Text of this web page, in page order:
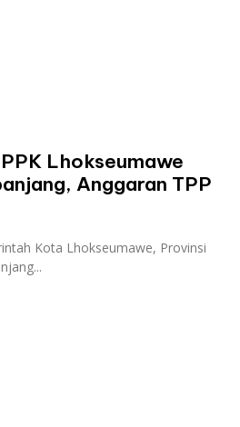
Lhokseumawe
Anggaran TPP
Kota Lhokseumawe, Provinsi